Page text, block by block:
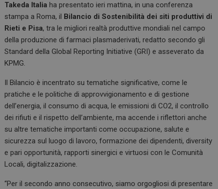
ce
b
o
o
ke
dI
n
at
s
A
p
Takeda Italia ha presentato ieri mattina, in una conferenza
stampa a Roma, il
Bilancio di Sostenibilità dei siti produttivi di
Rieti e Pisa, tra le migliori realtà produttive mondiali nel campo
della produzione di farmaci plasmaderivati, redatto secondo gli
Standard della Global Reporting Initiative (GRI) e asseverato da
KPMG.
Il Bilancio è incentrato su tematiche significative, come le
pratiche e le politiche di approvvigionamento e di gestione
dell’energia, il consumo di acqua, le emissioni di CO2, il controllo
dei rifiuti e il rispetto dell’ambiente, ma accende i riflettori anche
su altre tematiche importanti come occupazione, salute e
sicurezza sul luogo di lavoro, formazione dei dipendenti, diversity
e pari opportunità, rapporti sinergici e virtuosi con le Comunità
Locali, digitalizzazione.
“Per il secondo anno consecutivo, siamo orgogliosi di presentare